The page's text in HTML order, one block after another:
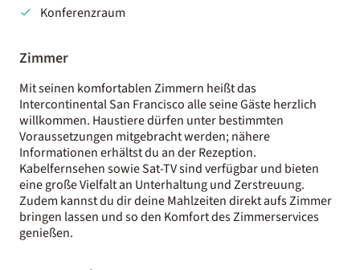
Konferenzraum
Zimmer
Mit seinen komfortablen Zimmern heißt das
Intercontinental San Francisco alle seine Gäste herzlich
willkommen. Haustiere dürfen unter bestimmten
Voraussetzungen mitgebracht werden; nähere
Informationen erhältst du an der Rezeption.
Kabelfernsehen sowie Sat-TV sind verfügbar und bieten
eine große Vielfalt an Unterhaltung und Zerstreuung.
Zudem kannst du dir deine Mahlzeiten direkt aufs Zimmer
bringen lassen und so den Komfort des Zimmerservices
genießen.